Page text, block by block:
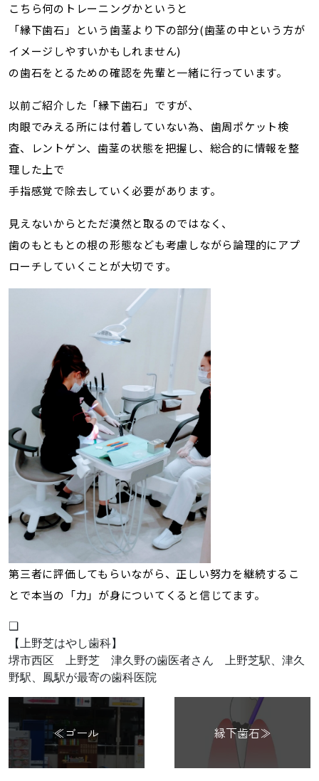
こちら何のトレーニングかというと
「縁下歯石」という歯茎より下の部分(歯茎の中という方が
イメージしやすいかもしれません)
の歯石をとるための確認を先輩と一緒に行っています。
以前ご紹介した「縁下歯石」ですが、
肉眼でみえる所には付着していない為、歯周ポケット検
査、レントゲン、歯茎の状態を把握し、総合的に情報を整
理した上で
手指感覚で除去していく必要があります。
見えないからとただ漠然と取るのではなく、
歯のもともとの根の形態なども考慮しながら論理的にアプ
ローチしていくことが大切です。
第三者に評価してもらいながら、正しい努力を継続するこ
とで本当の「力」が身についてくると信じてます。
❑
【上野芝はやし歯科】
堺市西区 上野芝 津久野の歯医者さん 上野芝駅、津久
野駅、鳳駅が最寄の歯科医院
≪ゴール 縁下歯石≫